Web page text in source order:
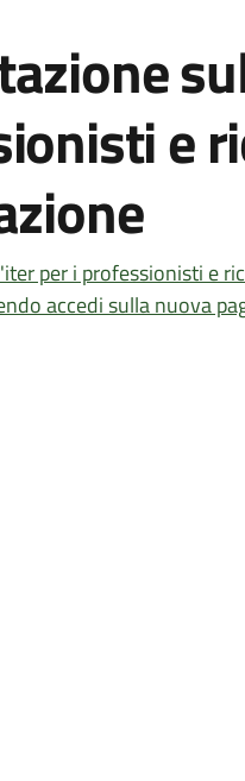
e
per i professionisti e
accedi sulla nuova